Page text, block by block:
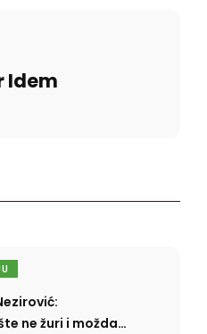
Idem
ne žuri i možda